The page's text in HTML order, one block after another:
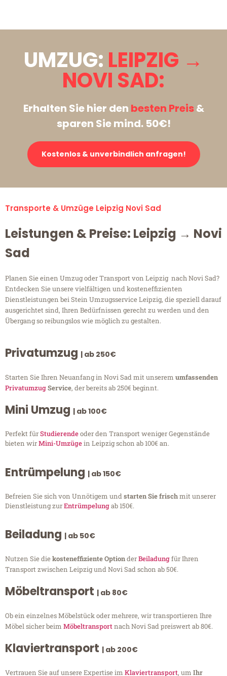
UMZUG: LEIPZIG →
NOVI SAD:
Erhalten Sie hier den besten Preis&
sparen Sie mind. 50€!
Kostenlos & unverbindlich anfragen!
Transporte & Umzüge Leipzig Novi Sad
Leistungen & Preise: Leipzig → Novi
Sad
Planen Sie einen Umzug oder Transport von Leipzig nach Novi Sad?
Entdecken Sie unsere vielfältigen und kosteneffizienten
Dienstleistungen bei Stein Umzugsservice Leipzig, die speziell darauf
ausgerichtet sind, Ihren Bedürfnissen gerecht zu werden und den
Übergang so reibungslos wie möglich zu gestalten.
Privatumzug | ab 250€
Starten Sie Ihren Neuanfang in Novi Sad mit unserem umfassenden
PrivatumzugService, der bereits ab 250€ beginnt.
Mini Umzug | ab 100€
Perfekt fürStudierendeoder den Transport weniger Gegenstände
bieten wirMini-Umzügein Leipzig schon ab 100€ an.
Entrümpelung | ab 150€
Befreien Sie sich von Unnötigem undstarten Sie frischmit unserer
Dienstleistung zurEntrümpelungab 150€.
Beiladung | ab 50€
Nutzen Sie diekosteneffiziente OptionderBeiladungfür Ihren
Transport zwischen Leipzig und Novi Sad schon ab 50€.
Möbeltransport | ab 80€
Ob ein einzelnes Möbelstück oder mehrere, wir transportieren Ihre
Möbel sicher beim Möbeltransportnach Novi Sad preiswert ab 80€.
Klaviertransport | ab 200€
Vertrauen Sie auf unsere Expertise im Klaviertransport, um Ihr